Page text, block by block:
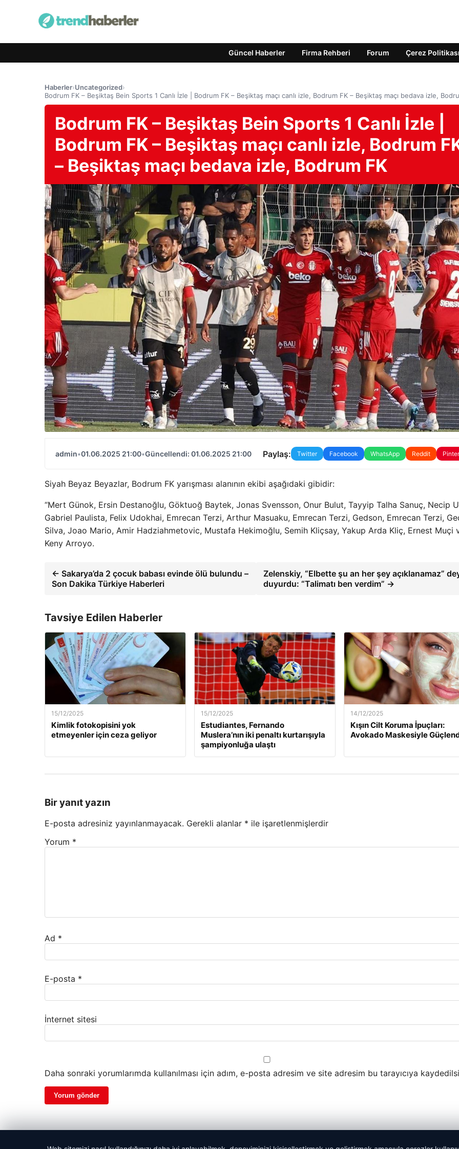
Güncel Haberler Firma Rehberi Forum Çerez Politikası
Haberler›Uncategorized›
Bodrum FK – Beşiktaş Bein Sports 1 Canlı İzle | Bodrum FK – Beşiktaş maçı canlı izle, Bodrum FK – Beşiktaş maçı bedava izle,
Bodrum FK – Beşiktaş Bein Sports 1 Canlı İzle |
Bodrum FK – Beşiktaş maçı canlı izle, Bodrum
– Beşiktaş maçı bedava izle, Bodrum FK
admin•01.06.2025 21:00•Güncellendi: 01.06.2025 21:00 Paylaş: Twitter Facebook WhatsApp Reddit
Siyah Beyaz Beyazlar, Bodrum FK yarışması alanının ekibi aşağıdaki gibidir:
“Mert Günok, Ersin Destanoğlu, Göktuoğ Baytek, Jonas Svensson, Onur Bulut, Tayyip Talha Sanuç, Necip
Gabriel Paulista, Felix Udokhai, Emrecan Terzi, Arthur Masuaku, Emrecan Terzi, Gedson, Emrecan Terzi,
Silva, Joao Mario, Amir Hadziahmetovic, Mustafa Hekimoğlu, Semih Kliçsay, Yakup Arda Kliç, Ernest Muçi
Keny Arroyo.
← Sakarya’da 2 çocuk babası evinde ölü bulundu –
Son Dakika Türkiye Haberleri
Zelenskiy, “Elbette şu an her şey açıklanamaz”
duyurdu: “Talimatı ben verdim” →
Tavsiye Edilen Haberler
15/12/2025
Kimlik fotokopisini yok
etmeyenler için ceza geliyor
15/12/2025
Estudiantes, Fernando
Muslera’nın iki penaltı kurtarışıyla
şampiyonluğa ulaştı
14/12/2025
Kışın Cilt Koruma İpuçları:
Avokado Maskesiyle
Bir yanıt yazın
E-posta adresiniz yayınlanmayacak. Gerekli alanlar * ile işaretlenmişlerdir
Yorum *
Ad *
E-posta *
İnternet sitesi
Daha sonraki yorumlarımda kullanılması için adım, e-posta adresim ve site adresim bu tarayıcıya